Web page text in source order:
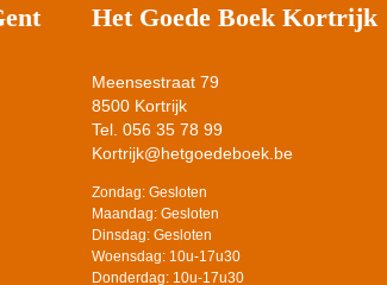
Het Goede Boek Kortrijk
Meensestraat 79
8500 Kortrijk
Tel. 056 35 78 99
Kortrijk@hetgoedeboek.be
Zondag: Gesloten
Maandag: Gesloten
Dinsdag: Gesloten
Woensdag: 10u-17u30
Donderdag: 10u-17u30